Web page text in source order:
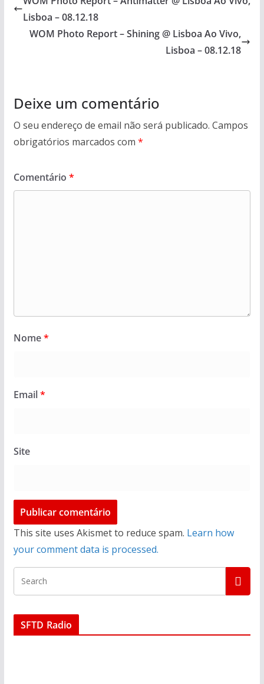
Lisboa – 08.12.18
WOM Photo Report – Shining @ Lisboa Ao Vivo,
Lisboa – 08.12.18
Deixe um comentário
O seu endereço de email não será publicado. Campos
obrigatórios marcados com *
Comentário *
Nome*
Email*
Site
This site uses Akismet to reduce spam. Learn how
your comment data is processed.
SFTD Radio